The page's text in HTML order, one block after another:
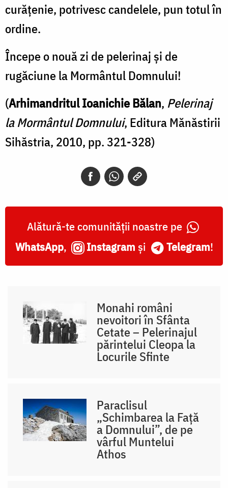
curățenie, potrivesc candelele, pun totul în
ordine.
Începe o nouă zi de pelerinaj și de
rugăciune la Mormântul Domnului!
(Arhimandritul Ioanichie Bălan, Pelerinaj
la Mormântul Domnului, Editura Mănăstirii
Sihăstria, 2010, pp. 321-328)
Alătură-te comunității noastre pe
WhatsApp, Instagram și Telegram!
Monahi români
nevoitori în Sfânta
Cetate – Pelerinajul
părintelui Cleopa la
Locurile Sfinte
Paraclisul
„Schimbarea la Față
a Domnului”, de pe
vârful Muntelui
Athos